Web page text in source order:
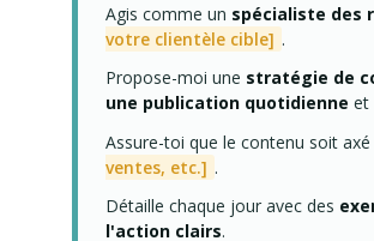
Agis comme un spécialiste des
votre clientèle cible] .
Propose-moi une stratégie de
une publication quotidienne et
Assure-toi que le contenu soit
ventes, etc.] .
Détaille chaque jour avec des
l'action clairs.